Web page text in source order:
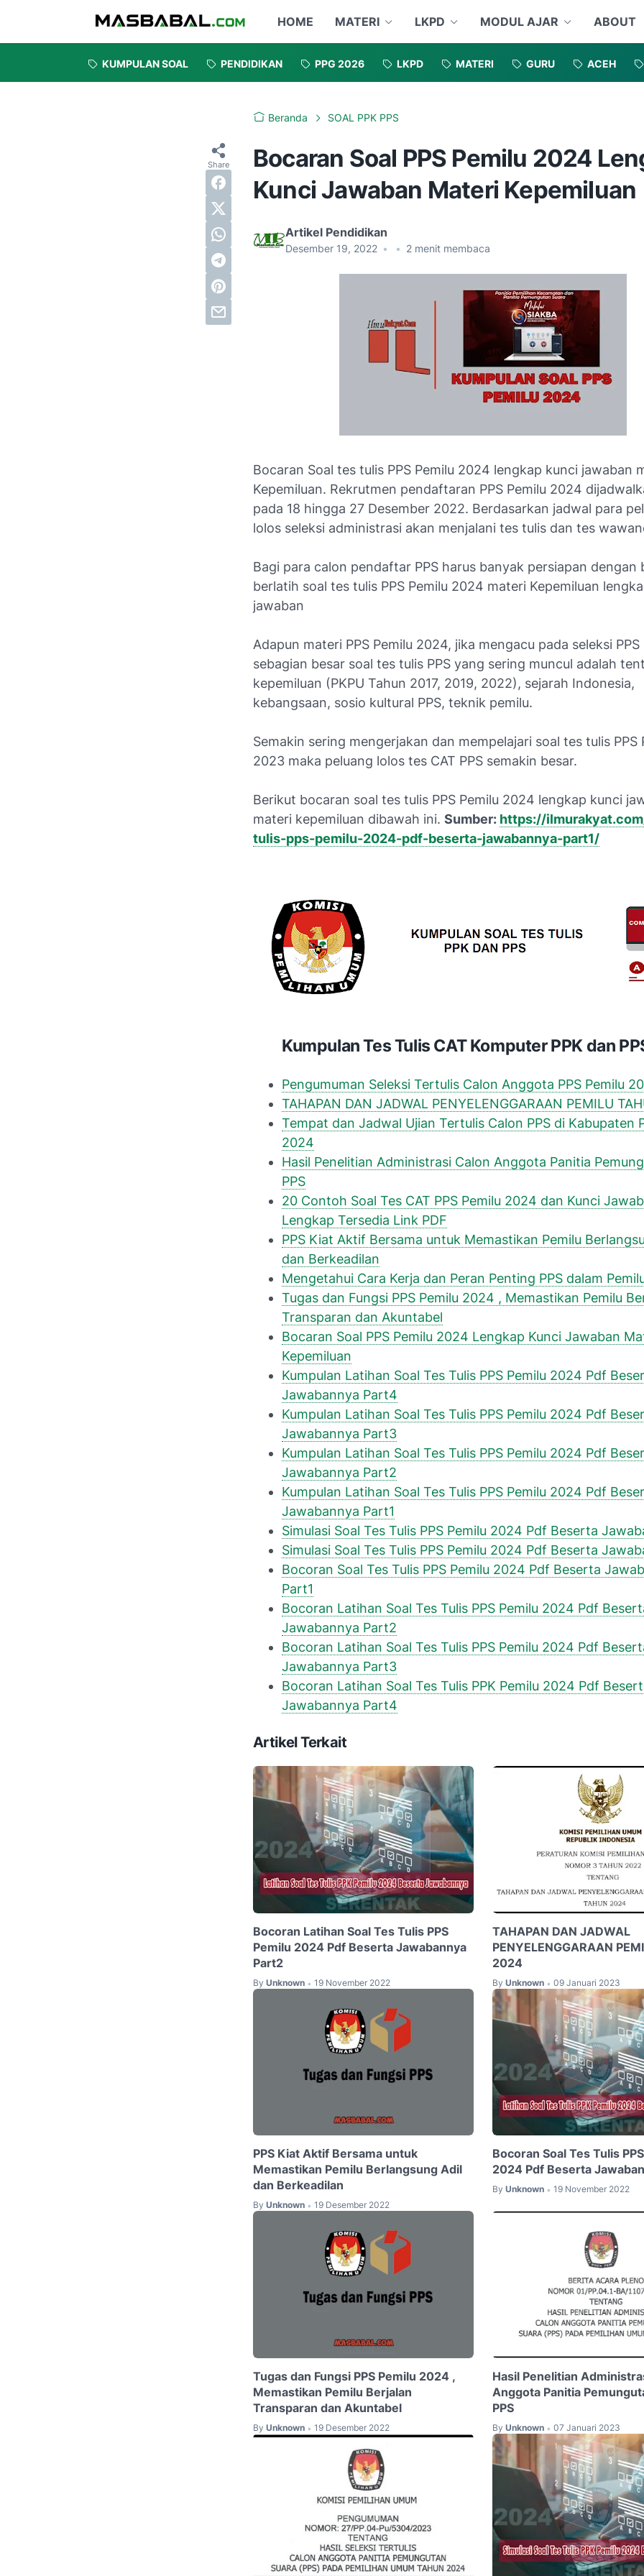
HOME MATERI LKPD MODUL AJAR ABOUT
KUMPULAN SOAL PENDIDIKAN PPG 2026 LKPD MATERI GURU ACEH
Beranda SOAL PPK PPS
Bocaran Soal PPS Pemilu 2024
Kunci Jawaban Materi Kepemiluan
Artikel Pendidikan
Desember 19, 2022 • • 2 menit membaca
Bocaran Soal tes tulis PPS Pemilu 2024 lengkap kunci jawaban
Kepemiluan. Rekrutmen pendaftaran PPS Pemilu 2024
pada 18 hingga 27 Desember 2022. Berdasarkan jadwal para
lolos seleksi administrasi akan menjalani tes tulis dan tes
Bagi para calon pendaftar PPS harus banyak persiapan dengan
berlatih soal tes tulis PPS Pemilu 2024 materi Kepemiluan
jawaban
Adapun materi PPS Pemilu 2024, jika mengacu pada seleksi
sebagian besar soal tes tulis PPS yang sering muncul adalah
kepemiluan (PKPU Tahun 2017, 2019, 2022), sejarah Indonesia,
kebangsaan, sosio kultural PPS, teknik pemilu.
Semakin sering mengerjakan dan mempelajari soal tes tulis PPS
2023 maka peluang lolos tes CAT PPS semakin besar.
Berikut bocaran soal tes tulis PPS Pemilu 2024 lengkap kunci
materi kepemiluan dibawah ini. Sumber: https://
tulis-pps-pemilu-2024-pdf-beserta-jawabannya-part1/
Kumpulan Tes Tulis CAT Komputer PPK dan
Pengumuman Seleksi Tertulis Calon Anggota PPS Pemilu
TAHAPAN DAN JADWAL PENYELENGGARAAN PEMILU
Tempat dan Jadwal Ujian Tertulis Calon PPS di Kabupaten
2024
Hasil Penelitian Administrasi Calon Anggota Panitia
PPS
20 Contoh Soal Tes CAT PPS Pemilu 2024 dan Kunci
Lengkap Tersedia Link PDF
PPS Kiat Aktif Bersama untuk Memastikan Pemilu
dan Berkeadilan
Mengetahui Cara Kerja dan Peran Penting PPS dalam
Tugas dan Fungsi PPS Pemilu 2024 , Memastikan Pemilu
Transparan dan Akuntabel
Bocaran Soal PPS Pemilu 2024 Lengkap Kunci Jawaban
Kepemiluan
Kumpulan Latihan Soal Tes Tulis PPS Pemilu 2024 Pdf
Jawabannya Part4
Kumpulan Latihan Soal Tes Tulis PPS Pemilu 2024 Pdf
Jawabannya Part3
Kumpulan Latihan Soal Tes Tulis PPS Pemilu 2024 Pdf
Jawabannya Part2
Kumpulan Latihan Soal Tes Tulis PPS Pemilu 2024 Pdf
Jawabannya Part1
Simulasi Soal Tes Tulis PPS Pemilu 2024 Pdf Beserta
Simulasi Soal Tes Tulis PPS Pemilu 2024 Pdf Beserta
Bocoran Soal Tes Tulis PPS Pemilu 2024 Pdf Beserta
Part1
Bocoran Latihan Soal Tes Tulis PPS Pemilu 2024 Pdf
Jawabannya Part2
Bocoran Latihan Soal Tes Tulis PPS Pemilu 2024 Pdf
Jawabannya Part3
Bocoran Latihan Soal Tes Tulis PPK Pemilu 2024 Pdf
Jawabannya Part4
Artikel Terkait
Bocoran Latihan Soal Tes Tulis PPS
Pemilu 2024 Pdf Beserta Jawabannya
Part2
By Unknown • 19 November 2022
TAHAPAN DAN JADWAL
PENYELENGGARAAN
2024
By Unknown • 09 Januari 2023
PPS Kiat Aktif Bersama untuk
Memastikan Pemilu Berlangsung Adil
dan Berkeadilan
By Unknown • 19 Desember 2022
Bocoran Soal Tes Tulis
2024 Pdf Beserta
By Unknown • 19 November 2022
Tugas dan Fungsi PPS Pemilu 2024 ,
Memastikan Pemilu Berjalan
Transparan dan Akuntabel
By Unknown • 19 Desember 2022
Hasil Penelitian
Anggota Panitia
PPS
By Unknown • 07 Januari 2023